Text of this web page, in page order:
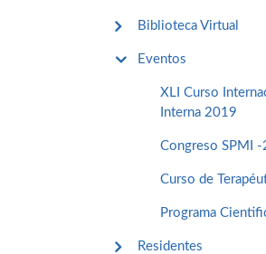
Biblioteca Virtual
Eventos
XLI Curso
Interna 2019
Congreso SPMI
Curso de
Programa
Residentes